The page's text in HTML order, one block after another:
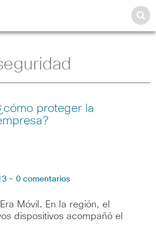
proteger la
- 0 comentarios
Móvil. En la región, el
dispositivos acompañó el